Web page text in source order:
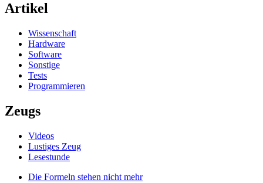
Artikel
Wissenschaft
Hardware
Software
Sonstige
Tests
Programmieren
Zeugs
Videos
Lustiges Zeug
Lesestunde
Die Formeln stehen nicht mehr